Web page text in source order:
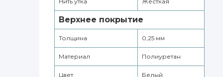
Верхнее покрытие
Толщина 0,25 мм
Материал Полиуретан
Цвет Белый